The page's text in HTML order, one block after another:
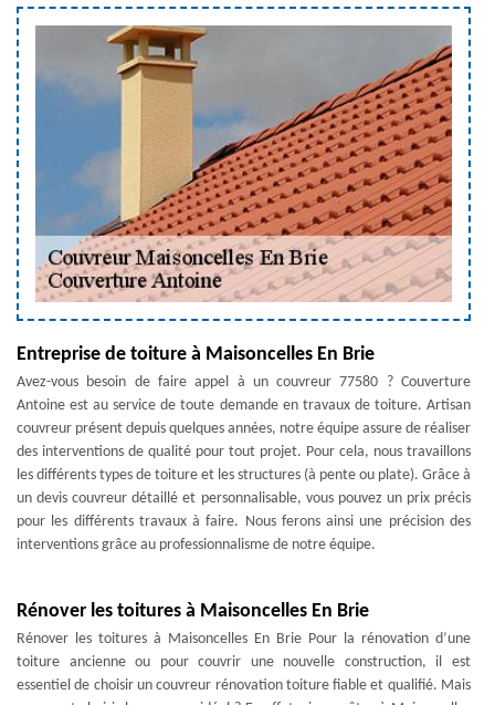
Entreprise de toiture à Maisoncelles En Brie
Avez-vous besoin de faire appel à un couvreur 77580 ? Couverture
Antoine est au service de toute demande en travaux de toiture. Artisan
couvreur présent depuis quelques années, notre équipe assure de réaliser
des interventions de qualité pour tout projet. Pour cela, nous travaillons
les différents types de toiture et les structures (à pente ou plate). Grâce à
un devis couvreur détaillé et personnalisable, vous pouvez un prix précis
pour les différents travaux à faire. Nous ferons ainsi une précision des
interventions grâce au professionnalisme de notre équipe.
Rénover les toitures à Maisoncelles En Brie
Rénover les toitures à Maisoncelles En Brie Pour la rénovation d’une
toiture ancienne ou pour couvrir une nouvelle construction, il est
essentiel de choisir un couvreur rénovation toiture fiable et qualifié. Mais